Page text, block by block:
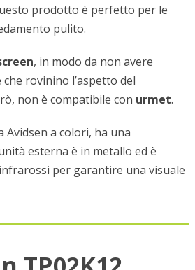
prodotto è perfetto per le
pulito.
, in modo da non avere
rovinino l’aspetto del
non è compatibile con urmet.
a colori, ha una
esterna è in metallo ed è
per garantire una visuale